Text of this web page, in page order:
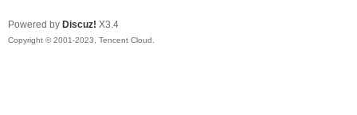
Powered by Discuz! X3.4
Copyright © 2001-2023, Tencent Cloud.